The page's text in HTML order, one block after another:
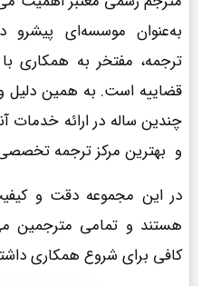
به‌عنوان موسسه‌ای
ترجمه، مفتخر به همکاری
قضاییه است. به همین دلیل
چندین ساله در ارائه خدمات
و بهترین مرکز ترجمه
در این مجموعه دقت و
هستند و تمامی
کافی برای شروع همکاری